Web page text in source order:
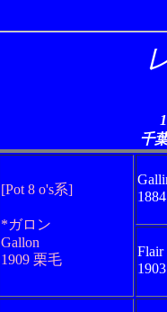
千
[Pot 8 o's系]
*ガロン
Gallon
1909 栗毛
Flair